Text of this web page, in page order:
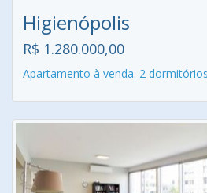
Higienópolis
R$ 1.280.000,00
Apartamento à venda. 2